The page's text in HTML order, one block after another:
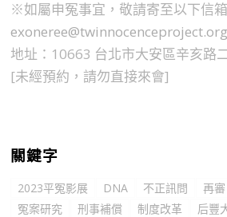
※如屬申冤事宜，敬請寄至以下信箱
exoneree@twinnocenceproject.org
地址：10663 台北市大安區辛亥路
[未經預約，請勿直接來會]
關鍵字
2023平冤影展 DNA 不正訊問 再審
冤案研究
刑事補償 制度改革 后豐